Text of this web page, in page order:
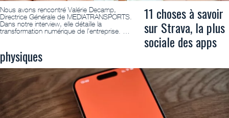
Nous avons rencontré Valérie Decamp,
Directrice Générale de MEDIATRANSPORTS.
Dans notre interview, elle détaille la
transformation numérique de l’entreprise. …
11 choses à savoir
sur Strava, la plus
sociale des apps
physiques